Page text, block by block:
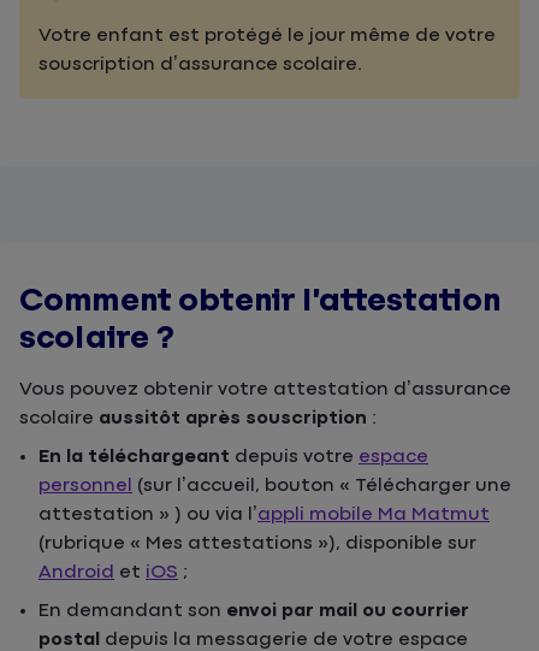
Votre enfant est protégé le jour même de votre
souscription d’assurance scolaire.
Comment obtenir l’attestation
scolaire ?
Vous pouvez obtenir votre attestation d’assurance
scolaire aussitôt après souscription :
En la téléchargeant depuis votre espace
personnel (sur l’accueil, bouton « Télécharger une
attestation » ) ou via l’appli mobile Ma Matmut
(rubrique « Mes attestations »), disponible sur
Android et iOS ;
En demandant son envoi par mail ou courrier
postal depuis la messagerie de votre espace